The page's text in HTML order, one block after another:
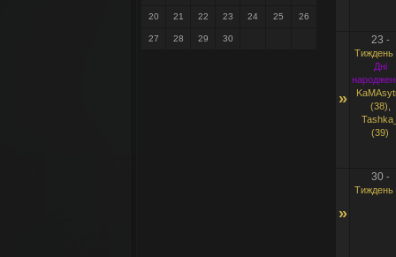
20 21 22 23 24 25 26
27 28 29 30
»
23 -
Тиждень
Дні
(38)
(39)
»
30-
Тиждень